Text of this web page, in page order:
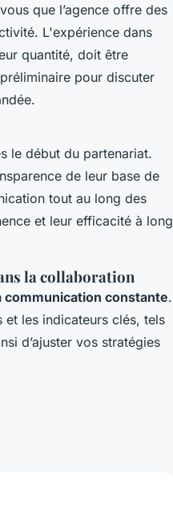
que l’agence offre des
L'expérience dans
quantité, doit être
pour discuter
le début du partenariat.
de leur base de
tout au long des
et leur efficacité à long
la collaboration
communication constante.
les indicateurs clés, tels
d’ajuster vos stratégies